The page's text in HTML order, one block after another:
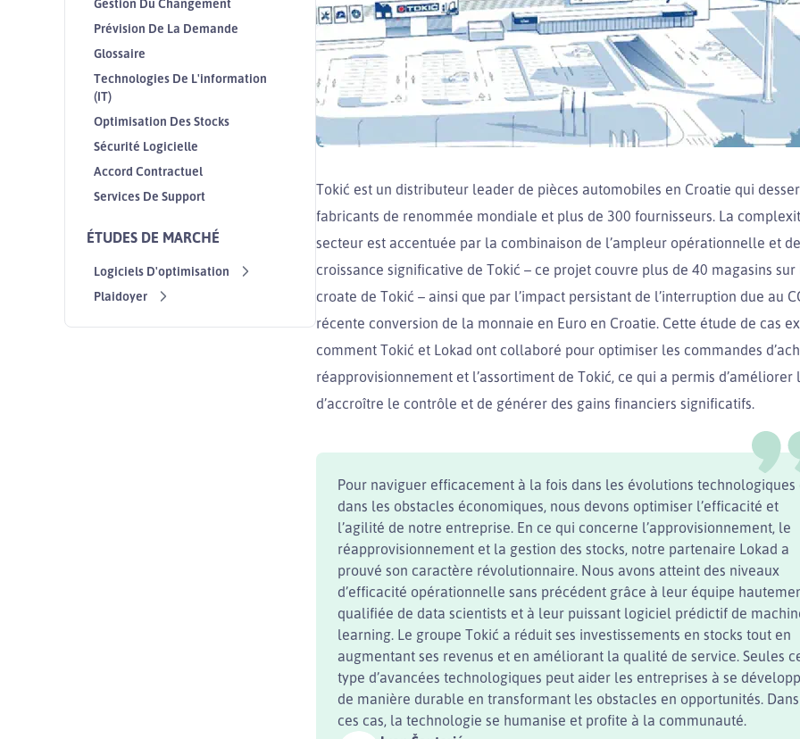
Gestion Du Changement
Prévision De La Demande
Glossaire
Technologies De L'information
(IT)
Optimisation Des Stocks
Sécurité Logicielle
Accord Contractuel
Services De Support
ÉTUDES DE MARCHÉ
Logiciels D'optimisation
Plaidoyer
Tokić est un distributeur leader de pièces automobiles en Croatie qui
fabricants de renommée mondiale et plus de 300 fournisseurs. La
secteur est accentuée par la combinaison de l’ampleur opérationnelle et
croissance significative de Tokić – ce projet couvre plus de 40 magasins
croate de Tokić – ainsi que par l’impact persistant de l’interruption due au
récente conversion de la monnaie en Euro en Croatie. Cette étude de cas
comment Tokić et Lokad ont collaboré pour optimiser les commandes
réapprovisionnement et l’assortiment de Tokić, ce qui a permis d’améliorer
d’accroître le contrôle et de générer des gains financiers significatifs.
Pour naviguer efficacement à la fois dans les évolutions technologiques
dans les obstacles économiques, nous devons optimiser l’efficacité et
l’agilité de notre entreprise. En ce qui concerne l’approvisionnement, le
réapprovisionnement et la gestion des stocks, notre partenaire Lokad a
prouvé son caractère révolutionnaire. Nous avons atteint des niveaux
d’efficacité opérationnelle sans précédent grâce à leur équipe
qualifiée de data scientists et à leur puissant logiciel prédictif de
learning. Le groupe Tokić a réduit ses investissements en stocks tout en
augmentant ses revenus et en améliorant la qualité de service. Seules
type d’avancées technologiques peut aider les entreprises à se
de manière durable en transformant les obstacles en opportunités. Dans
ces cas, la technologie se humanise et profite à la communauté.